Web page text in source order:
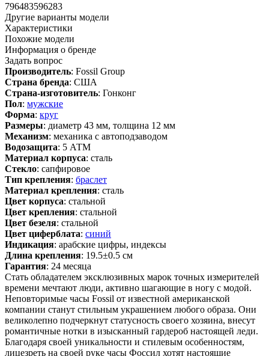
796483596283
Другие варианты модели
Характеристики
Похожие модели
Информация о бренде
Задать вопрос
Производитель: Fossil Group
Страна бренда: США
Страна-изготовитель: Гонконг
Пол: мужские
Форма: круг
Размеры: диаметр 43 мм, толщина 12 мм
Механизм: механика с автоподзаводом
Водозащита: 5 АТМ
Материал корпуса: сталь
Стекло: сапфировое
Тип крепления: браслет
Материал крепления: сталь
Цвет корпуса: стальной
Цвет крепления: стальной
Цвет безеля: стальной
Цвет циферблата: синий
Индикация: арабские цифры, индексы
Длина крепления: 19.5±0.5 см
Гарантия: 24 месяца
Стать обладателем эксклюзивных марок точных измерителей
времени мечтают люди, активно шагающие в ногу с модой.
Неповторимые часы Fossil от известной американской
компании станут стильным украшением любого образа. Они
великолепно подчеркнут статусность своего хозяина, внесут
романтичные нотки в изысканный гардероб настоящей леди.
Благодаря своей уникальности и стилевым особенностям,
лицезреть на своей руке часы Фоссил хотят настоящие